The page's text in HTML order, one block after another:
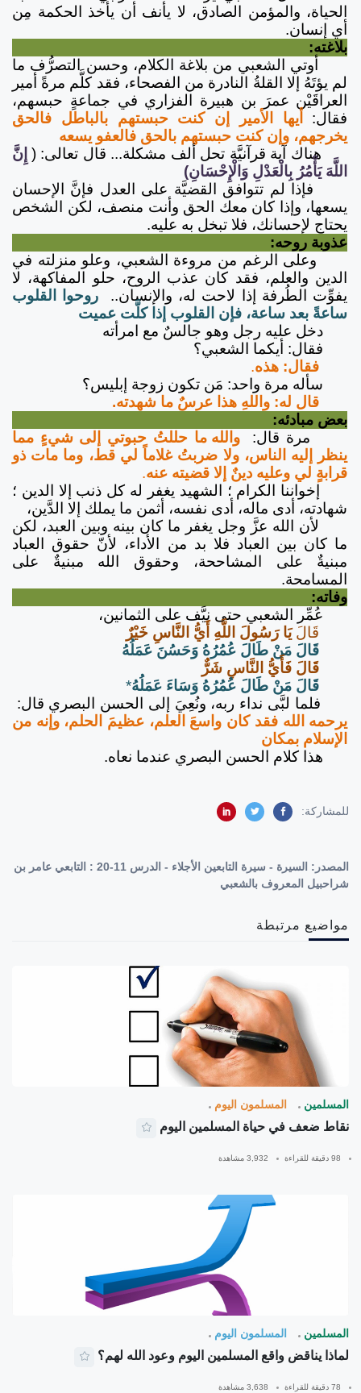
الحياة، والمؤمن الصادق، لا يأنف أن يأخذ الحكمة مِن
أي إنسان.
بلاغته:
أوتي الشعبي من بلاغة الكلام، وحسن التصرُّف ما
لم يؤتَهُ إلا القلةُ النادرة من الفصحاء، فقد كلَّم مرةً أمير
العراقَيْن عمرَ بن هبيرة الفزاري في جماعةٍ حبسهم،
فقال:
أيها الأمير إن كنت حبستهم بالباطل فالحق
يخرجهم، وإن كنت حبستهم بالحق فالعفو يسعه
هناك آية قرآنيَّة تحل ألف مشكلة... قال تعالى: ( إِنَّ
اللَّهَ يَأْمُرُ بِالْعَدْلِ وَالْإِحْسَانِ)
فإذا لم تتوافق القضيَّة على العدل فإنَّ الإحسان
يسعها، وإذا كان معك الحق وأنت منصف، لكن الشخص
يحتاج لإحسانك، فلا تبخل به عليه.
عذوبة روحه:
وعلى الرغم من مروءة الشعبي، وعلو منزلته في
الدين والعلم، فقد كان عذب الروح، حلو المفاكهة، لا
يفوِّت الطُرفة إذا لاحت له، والإنسان..
روحوا القلوب
ساعةً بعد ساعة، فإن القلوب إذا كلَّت عميت
دخل عليه رجل وهو جالسٌ مع امرأته
فقال: أيكما الشعبي؟
فقال: هذه.
سأله مرة واحد: مَن تكون زوجة إبليس؟
قال له: واللهِ هذا عرسٌ ما شهدته.
بعض مبادئه:
مرة قال:
والله ما حللتُ حبوتي إلى شيءٍ مما
ينظر إليه الناس، ولا ضربتُ غلاماً لي قط، وما مات ذو
قرابةٍ لي وعليه دينٌ إلا قضيته عنه.
إخواننا الكرام ؛ الشهيد يغفر له كل ذنب إلا الدين ؛
شهادته، أدى ماله، أدى نفسه، أثمن ما يملك إلا الدَّين،
لأن الله عزَّ وجل يغفر ما كان بينه وبين العبد، لكن
ما كان بين العباد فلا بد من الأداء، لأنّ حقوق العباد
مبنيةٌ على المشاححة، وحقوق الله مبنيةٌ على
المسامحة.
وفاته:
عُمِّر الشعبي حتى نيَّف على الثمانين،
قَالَيَا رَسُولَ اللَّهِ أَيُّ النَّاسِ خَيْرٌ
قَالَ مَنْ طَالَ عُمُرُهُ وَحَسُنَ عَمَلُهُ
قَالَ فَأَيُّ النَّاسِ شَرٌّ
قَالَ مَنْ طَالَ عُمُرُهُ وَسَاءَ عَمَلُهُ*
فلما لبَّى نداء ربه، ونُعِيَ إلى الحسن البصري قال:
يرحمه الله فقد كان واسعَ العلم، عظيمَ الحلم، وإنه من
الإسلام بمكان
هذا كلام الحسن البصري عندما نعاه.
للمشاركة:
المصدر:
السيرة - سيرة التابعين الأجلاء - الدرس 11-20 : التابعي عامر بن
شراحبيل المعروف بالشعبي
مواضيع مرتبطة
المسلمين المسلمون اليوم
نقاط ضعف في حياة المسلمين اليوم
98 دقيقة للقراءة 3,932 مشاهدة
المسلمين المسلمون اليوم
لماذا يناقض واقع المسلمين اليوم وعود الله لهم؟
78 دقيقة للقراءة 3,638 مشاهدة